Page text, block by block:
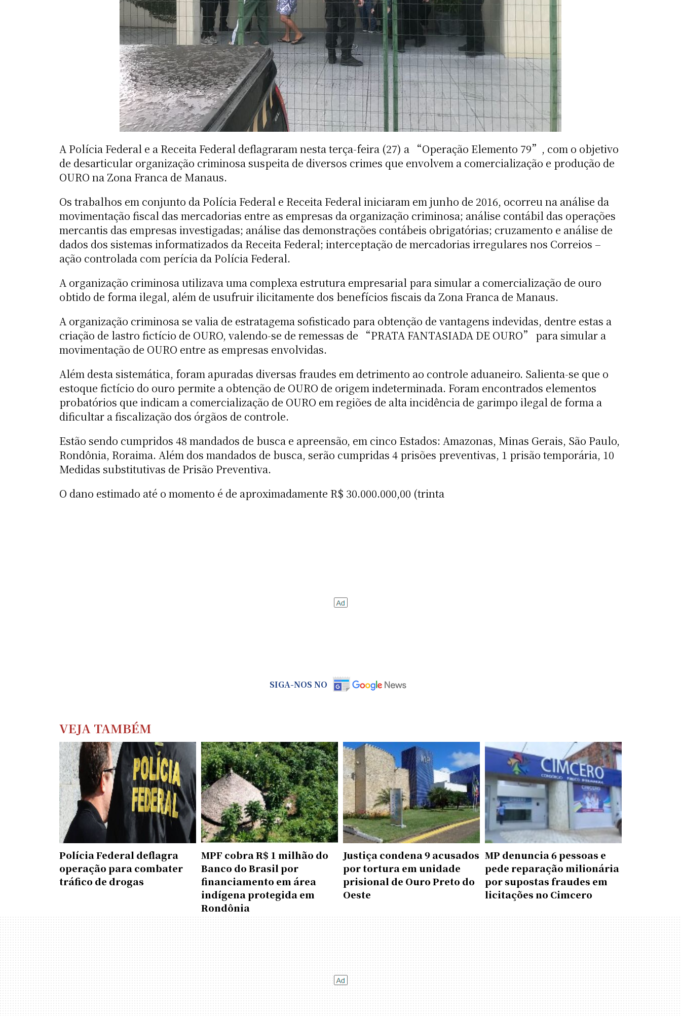
A Polícia Federal e a Receita Federal deflagraram nesta terça-feira (27) a “Operação Elemento 79”, com o objetivo
de desarticular organização criminosa suspeita de diversos crimes que envolvem a comercialização e produção de
OURO na Zona Franca de Manaus.
Os trabalhos em conjunto da Polícia Federal e Receita Federal iniciaram em junho de 2016, ocorreu na análise da
movimentação fiscal das mercadorias entre as empresas da organização criminosa; análise contábil das operações
mercantis das empresas investigadas; análise das demonstrações contábeis obrigatórias; cruzamento e análise de
dados dos sistemas informatizados da Receita Federal; interceptação de mercadorias irregulares nos Correios –
ação controlada com perícia da Polícia Federal.
A organização criminosa utilizava uma complexa estrutura empresarial para simular a comercialização de ouro
obtido de forma ilegal, além de usufruir ilicitamente dos benefícios fiscais da Zona Franca de Manaus.
A organização criminosa se valia de estratagema sofisticado para obtenção de vantagens indevidas, dentre estas a
criação de lastro fictício de OURO, valendo-se de remessas de “PRATA FANTASIADA DE OURO” para simular a
movimentação de OURO entre as empresas envolvidas.
Além desta sistemática, foram apuradas diversas fraudes em detrimento ao controle aduaneiro. Salienta-se que o
estoque fictício do ouro permite a obtenção de OURO de origem indeterminada. Foram encontrados elementos
probatórios que indicam a comercialização de OURO em regiões de alta incidência de garimpo ilegal de forma a
dificultar a fiscalização dos órgãos de controle.
Estão sendo cumpridos 48 mandados de busca e apreensão, em cinco Estados: Amazonas, Minas Gerais, São Paulo,
Rondônia, Roraima. Além dos mandados de busca, serão cumpridas 4 prisões preventivas, 1 prisão temporária, 10
Medidas substitutivas de Prisão Preventiva.
O dano estimado até o momento é de aproximadamente R$ 30.000.000,00 (trinta
SIGA-NOS NO
VEJA TAMBÉM
Polícia Federal deflagra
operação para combater
tráfico de drogas
MPF cobra R$ 1 milhão do
Banco do Brasil por
financiamento em área
indígena protegida em
Rondônia
Justiça condena 9 acusados
por tortura em unidade
prisional de Ouro Preto do
Oeste
MP denuncia 6 pessoas e
pede reparação milionária
por supostas fraudes em
licitações no Cimcero